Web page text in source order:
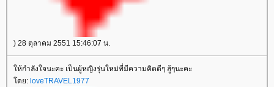
) 28 ตุลาคม 2551 15:46:07 น.
ห้กำลังใจนะคะ เป็นผู้หญิงรุ่นใหม่ที่มีความคิดดีๆ สู้ๆนะคะ
ดย: loveTRAVEL1977